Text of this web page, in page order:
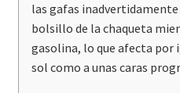
las gafas inadvertidamente
bolsillo de la chaqueta
gasolina, lo que afecta por
sol como a unas caras